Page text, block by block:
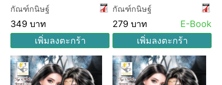
กัณฑ์กนิษฐ์
349 บาท
เพิ่มลงตะกร้า
(ซีรีส์ชุด อ้อมกอดแห่ง
ธาริออน ลำดับที่ 2)
กัณฑ์กนิษฐ์
279 บาท
E-Book
เพิ่มลงตะกร้า